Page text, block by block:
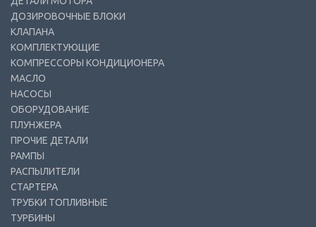
ДОЗИРОВОЧНЫЕ БЛОКИ
КЛАПАНА
КОМПЛЕКТУЮЩИЕ
КОМПРЕССОРЫ КОНДИЦИОНЕРА
МАСЛО
НАСОСЫ
ОБОРУДОВАНИЕ
ПЛУНЖЕРА
ПРОЧИЕ ДЕТАЛИ
РАМПЫ
РАСПЫЛИТЕЛИ
СТАРТЕРА
ТРУБКИ ТОПЛИВНЫЕ
ТУРБИНЫ